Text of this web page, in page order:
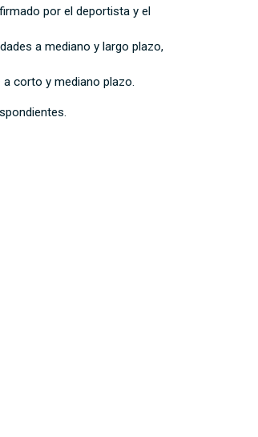
por el deportista y el
a mediano y largo plazo,
corto y mediano plazo.